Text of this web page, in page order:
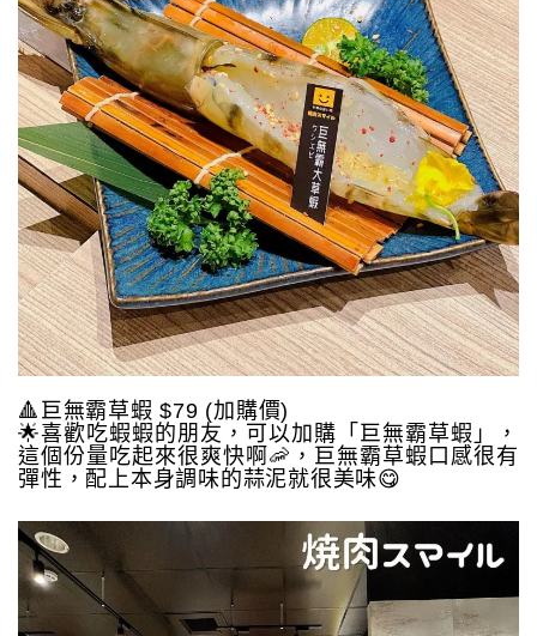
🔺巨無霸草蝦 $79 (加購價)
🌟喜歡吃蝦蝦的朋友，可以加購「巨無霸草蝦」，
這個份量吃起來很爽快啊🦐，巨無霸草蝦口感很有
彈性，配上本身調味的蒜泥就很美味😋